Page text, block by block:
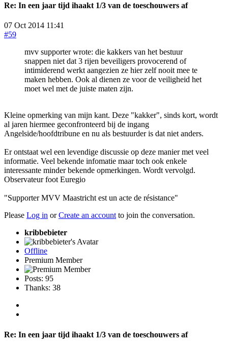
Re: In een jaar tijd ihaakt 1/3 van de toeschouwers af
07 Oct 2014 11:41
#59
mvv supporter wrote: die kakkers van het bestuur
snappen niet dat 3 rijen beveiligers provocerend of
intimiderend werkt aangezien ze hier zelf nooit mee te
maken hebben. Ook al dienen ze voor de veiligheid het
moet wel met de juiste maten zijn.
Kleine opmerking van mijn kant. Deze "kakker", sinds kort, wordt
al jaren hiermee geconfronteerd bij de ingang
Angelside/hoofdtribune en nu als bestuurder is dat niet anders.
Er ontstaat wel een levendige discussie op deze manier met veel
informatie. Veel bekende infomatie maar toch ook enkele
interessante minder bekende opmerkingen. Wordt vervolgd.
Observateur foot Euregio
"Supporter MVV Maastricht est un acte de résistance"
Please Log in orCreate an account to join the conversation.
kribbebieter
Offline
Premium Member
Posts: 95
Thanks: 38
Re: In een jaar tijd ihaakt 1/3 van de toeschouwers af